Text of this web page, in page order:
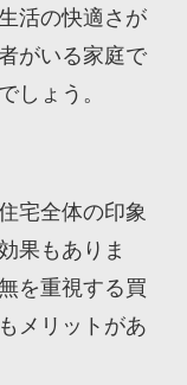
活の快適さが
がいる家庭で
しょう。
宅全体の印象
果もありま
を重視する買
メリットがあ